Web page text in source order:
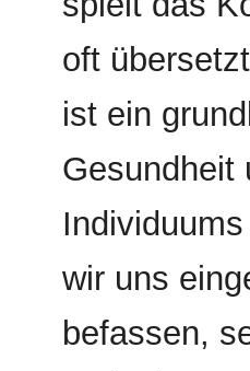
oft
ist ein
Gesundheit
wir uns
befassen,